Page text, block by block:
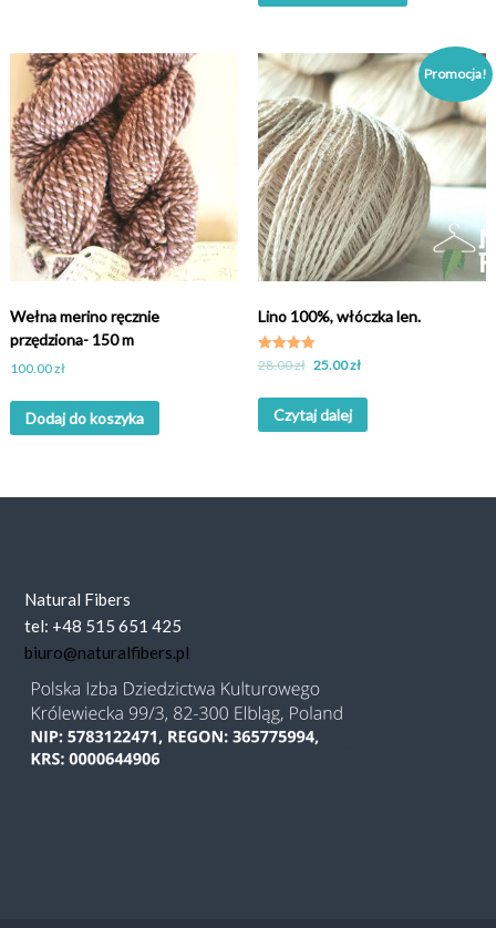
Wełna merino ręcznie
przędziona- 150 m
100.00zł
Dodaj do koszyka
Promocja!
Lino 100%, włóczka len.
Oceniony
28.00zł 25.00zł
Czytaj dalej
Natural Fibers
tel: +48 515 651 425
biuro@naturalfibers.pl